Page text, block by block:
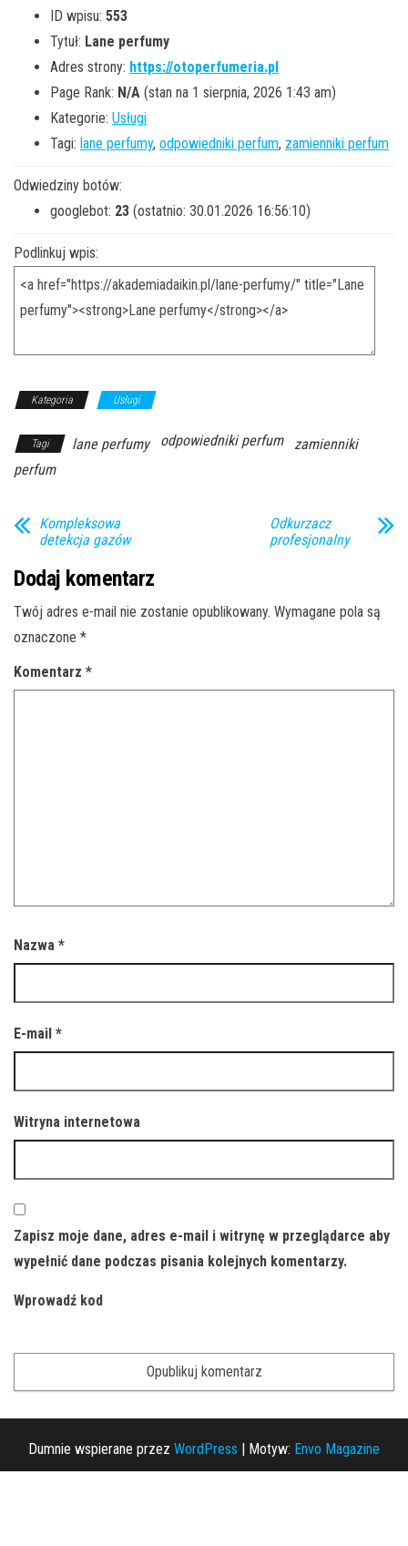
ID wpisu: 553
Tytuł: Lane perfumy
Adres strony: https://otoperfumeria.pl
Page Rank: N/A (stan na 1 sierpnia, 2026 1:43 am)
Kategorie: Usługi
Tagi: lane perfumy, odpowiedniki perfum, zamienniki perfum
Odwiedziny botów:
googlebot: 23 (ostatnio: 30.01.2026 16:56:10)
Podlinkuj wpis:
Kategoria Usługi
Tagi lane perfumy odpowiedniki perfum
zamienniki
perfum
Kompleksowa
detekcja gazów
Odkurzacz
profesjonalny
Dodaj komentarz
Twój adres e-mail nie zostanie opublikowany. Wymagane pola są
oznaczone *
Komentarz *
Nazwa *
E-mail *
Witryna internetowa
Zapisz moje dane, adres e-mail i witrynę w przeglądarce aby
wypełnić dane podczas pisania kolejnych komentarzy.
Wprowadź kod
Dumnie wspierane przez WordPress | Motyw: Envo Magazine